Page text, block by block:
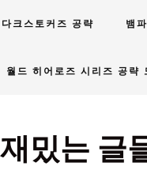
다크스토커즈 공략 뱀
월드 히어로즈 시리즈 공략
밌는 글